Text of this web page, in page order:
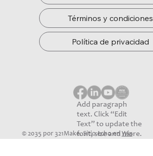
Términos y condiciones
Política de privacidad
© 2035 por 321Make. Sitio echo en Wix
Add paragraph
text. Click “Edit
Text” to update the
font, size and more.